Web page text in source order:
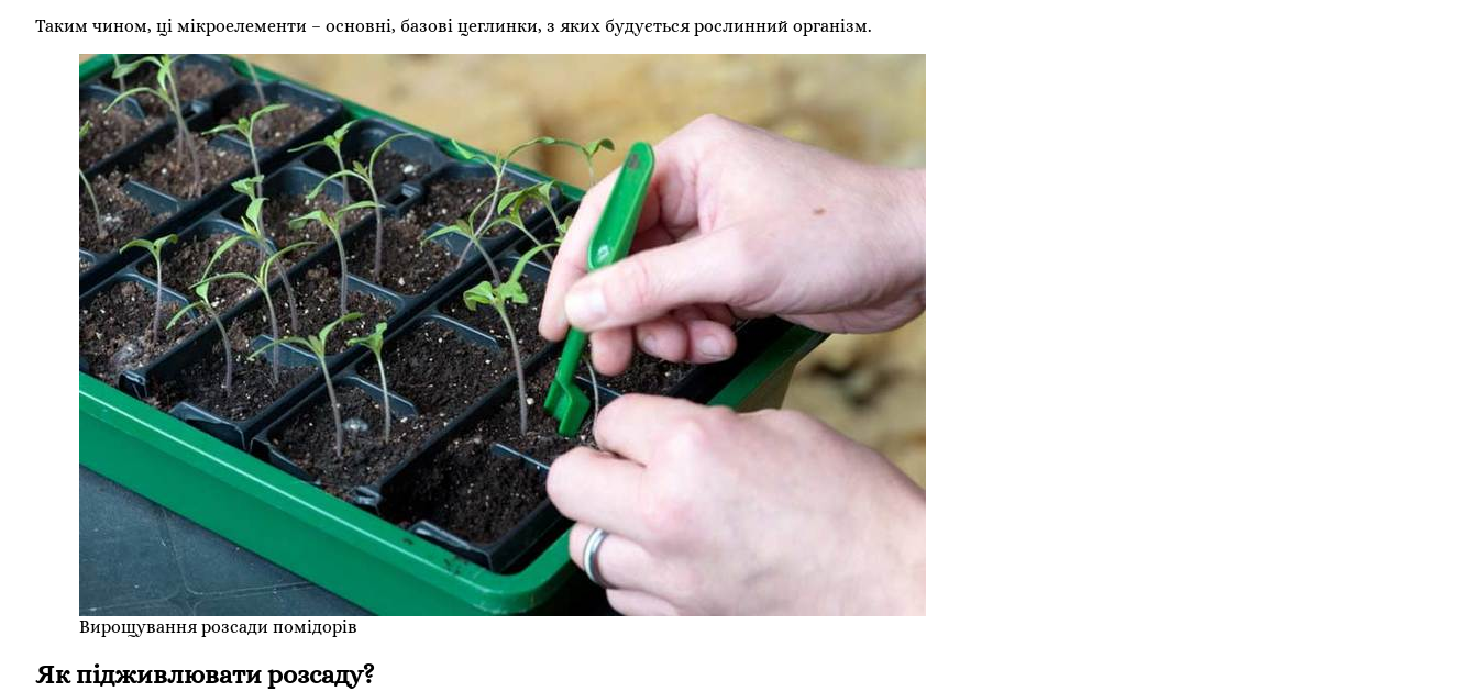
Таким чином, ці мікроелементи – основні, базові цеглинки, з яких будується рослинний організм.
Вирощування розсади помідорів
Як підживлювати розсаду?